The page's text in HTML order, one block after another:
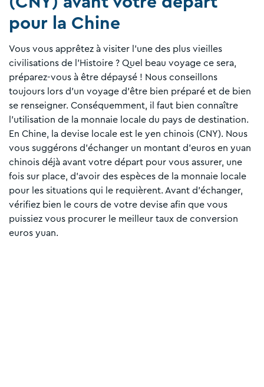
pour la Chine
Vous vous apprêtez à visiter l’une des plus vieilles
civilisations de l’Histoire ? Quel beau voyage ce sera,
préparez-vous à être dépaysé ! Nous conseillons
toujours lors d’un voyage d'être bien préparé et de bien
se renseigner. Conséquemment, il faut bien connaître
l’utilisation de la monnaie locale du pays de destination.
En Chine, la devise locale est le yen chinois (CNY). Nous
vous suggérons d’échanger un montant d’euros en yuan
chinois déjà avant votre départ pour vous assurer, une
fois sur place, d'avoir des espèces de la monnaie locale
pour les situations qui le requièrent. Avant d'échanger,
vérifiez bien le cours de votre devise afin que vous
puissiez vous procurer le meilleur taux de conversion
euros yuan.